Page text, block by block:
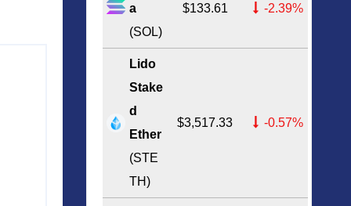
a
(SOL)
$133.61 -2.39%
Lido
Stake
d
Ether
(STE
TH)
$3,517.33 -0.57%